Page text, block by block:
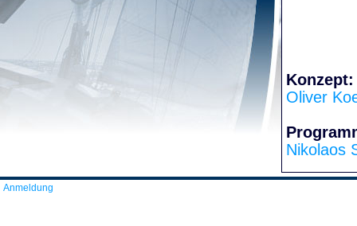
Konzept:
Oliver
Nikolaos
Anmeldung